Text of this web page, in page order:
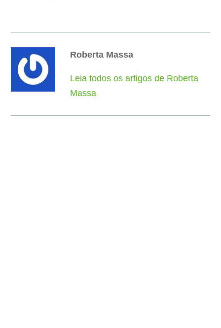
Roberta Massa
Leia todos os artigos de Roberta
Massa